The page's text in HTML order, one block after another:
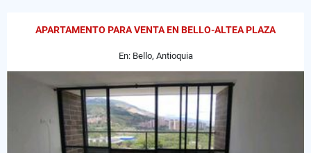
APARTAMENTO PARA VENTA EN BELLO-ALTEA PLAZA
En: Bello, Antioquia